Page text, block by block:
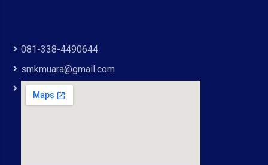
081-338-4490644
smkmuara@gmail.com